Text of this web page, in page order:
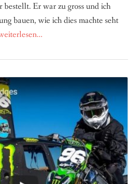
bestellt. Er war zu gross und ich
bauen, wie ich dies machte seht